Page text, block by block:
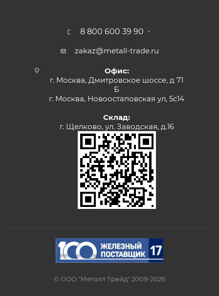
8 800 600 39 90
zakaz@metall-trade.ru
Офис:
г. Москва, Дмитровское шоссе, д 71
Б
г. Москва, Новоостаповская ул, 5с14
Склад:
г. Щелково, ул. Заводская, д.16
© ООО "Металл Трейд" 2009-2026